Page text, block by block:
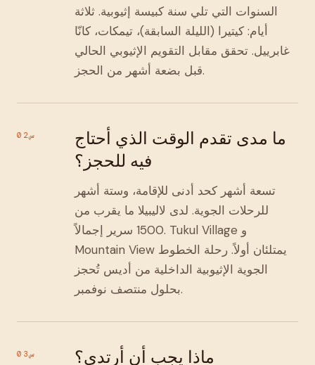
السنوات التي تلي سنة كبيسة إثيوبية. ثلاثة
أيام: كيتيرا (الليلة السابقة)، تيمكات، كانّا
غابرييل. تحقق مقابل التقويم الإثيوبي الحالي
قبل بضعة أشهر من الحجز.
س02
ما مدى تقدم الوقت الذي أحتاج
فيه للحجز؟
تسعة أشهر كحد أدنى للإقامة، وستة أشهر
للرحلات الجوية. لدى لاليبيلا ما يقرب من
1500 سرير إجمالاً. Tukul Village و
Mountain View يمتلئان أولاً. رحلة الخطوط
الجوية الإثيوبية الداخلية من أديس تُحجز
بحلول منتصف نوفمبر.
س03 ماذا يجب أن أرتدي؟